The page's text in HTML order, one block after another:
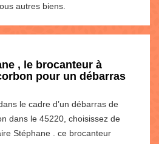
autres biens.
, le brocanteur à
pour un débarras
le cadre d’un débarras de
dans le 45220, choisissez de
Stéphane . ce brocanteur